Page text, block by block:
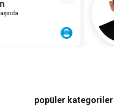
popüler kategoriler